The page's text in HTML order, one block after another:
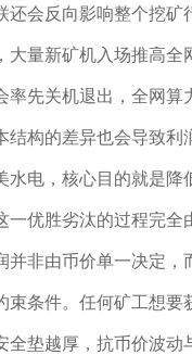
还会反向影响整个挖
大量新矿机入场推高
率先关机退出，全网
结构的差异也会导致
水电，核心目的就是
一优胜劣汰的过程完全
并非由币价单一决定
束条件。任何矿工想
全垫越厚，抗币价波